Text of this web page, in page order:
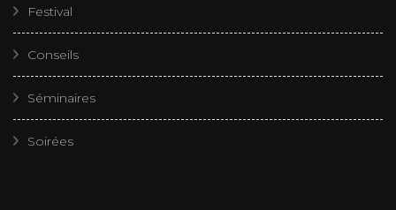
Festival
Conseils
Séminaires
Soirées